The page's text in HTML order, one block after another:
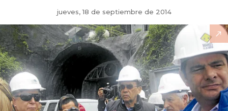
jueves, 18 de septiembre de 2014